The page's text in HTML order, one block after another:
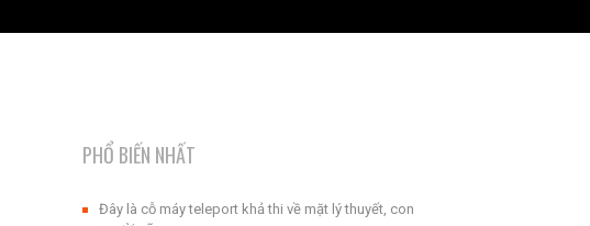
PHỔ BIẾN NHẤT
Đây là cỗ máy teleport khả thi về mặt lý thuyết, con